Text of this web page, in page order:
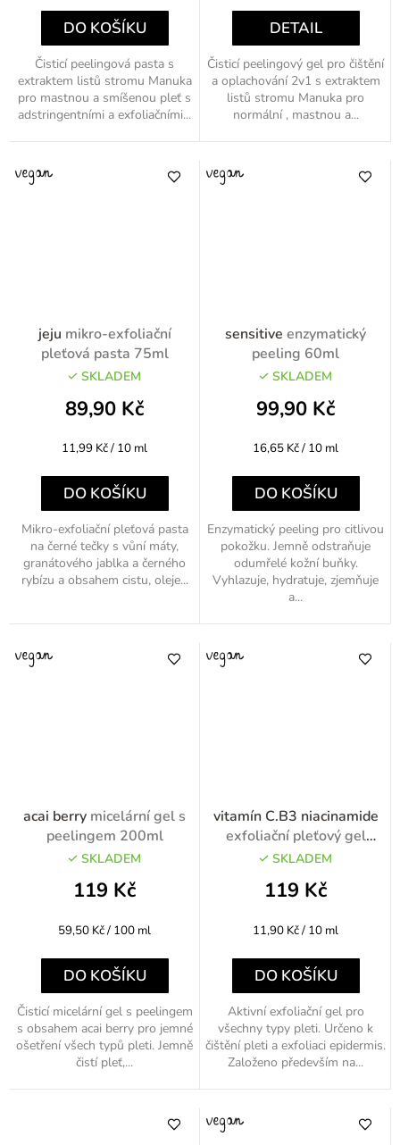
DO KOŠÍKU
Čisticí peelingová pasta s
extraktem listů stromu Manuka
pro mastnou a smíšenou pleť s
adstringentními a exfoliačními...
DETAIL
Čisticí peelingový gel pro čištění
a oplachování 2v1 s extraktem
listů stromu Manuka pro
normální , mastnou a...
jeju mikro-exfoliační
pleťová pasta 75ml
SKLADEM
89,90 Kč
Měrná
11,99 Kč / 10 ml
DO KOŠÍKU
Mikro-exfoliační pleťová pasta
na černé tečky s vůní máty,
granátového jablka a černého
rybízu a obsahem cistu, oleje...
sensitive enzymatický
peeling 60ml
SKLADEM
99,90 Kč
Měrná
16,65 Kč / 10 ml
DO KOŠÍKU
Enzymatický peeling pro citlivou
pokožku. Jemně odstraňuje
odumřelé kožní buňky.
Vyhlazuje, hydratuje, zjemňuje
a...
acai berry micelární gel s
peelingem 200ml
SKLADEM
119 Kč
Měrná
59,50 Kč / 100 ml
DO KOŠÍKU
Čisticí micelární gel s peelingem
s obsahem acai berry pro jemné
ošetření všech typů pleti. Jemně
čistí pleť,...
vitamín C.B3 niacinamide
exfoliační pleťový gel
100ml
SKLADEM
119 Kč
Měrná
11,90 Kč / 10 ml
DO KOŠÍKU
Aktivní exfoliační gel pro
všechny typy pleti. Určeno k
čištění pleti a exfoliaci epidermis.
Založeno především na...